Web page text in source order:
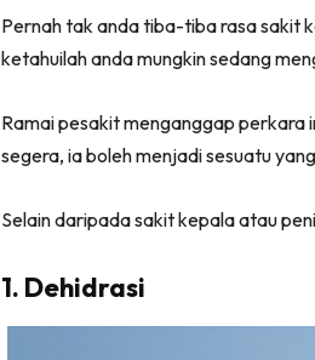
Pernah tak anda tiba-tiba rasa sakit
ketahuilah anda mungkin sedang
Ramai pesakit menganggap perkara
segera, ia boleh menjadi sesuatu
Selain daripada sakit kepala atau
1. Dehidrasi